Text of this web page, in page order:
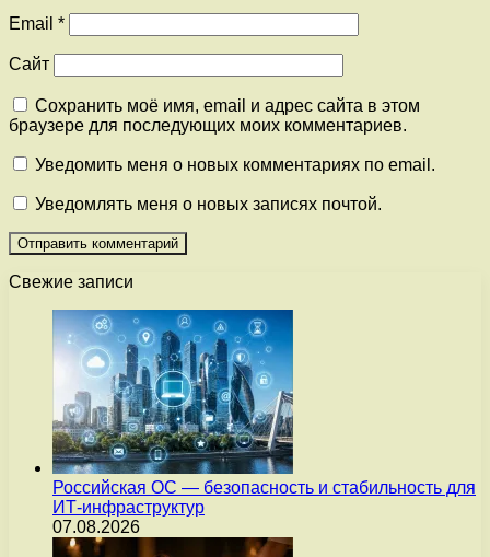
Email *
Сайт
Сохранить моё имя, email и адрес сайта в этом
браузере для последующих моих комментариев.
Уведомить меня о новых комментариях по email.
Уведомлять меня о новых записях почтой.
Свежие записи
Российская ОС — безопасность и стабильность для
ИТ-инфраструктур
07.08.2026